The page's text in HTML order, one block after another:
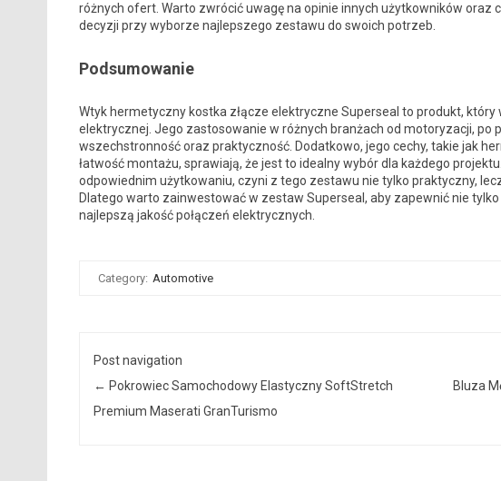
różnych ofert. Warto zwrócić uwagę na opinie innych użytkowników oraz
decyzji przy wyborze najlepszego zestawu do swoich potrzeb.
Podsumowanie
Wtyk hermetyczny kostka złącze elektryczne Superseal to produkt,
elektrycznej. Jego zastosowanie w różnych branżach od motoryzacji, po
wszechstronność oraz praktyczność. Dodatkowo, jego cechy, takie jak
łatwość montażu, sprawiają, że jest to idealny wybór dla każdego
odpowiednim użytkowaniu, czyni z tego zestawu nie tylko praktyczny,
Dlatego warto zainwestować w zestaw Superseal, aby zapewnić nie
najlepszą jakość połączeń elektrycznych.
Category: Automotive
Post navigation
← Pokrowiec Samochodowy Elastyczny SoftStretch
Premium Maserati GranTurismo
Bluza